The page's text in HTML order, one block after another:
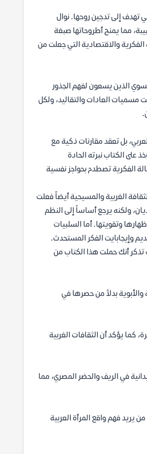
تهدف إلى تدجين روحها. نوال
مما يمنح أطروحاتها صبغة
والاقتصادية التي جعلت من
الذين يسعون لفهم الجذور
مسميات العادات والتقاليد، ولكل
بل تعقد مقارنات ذكية مع
على الكتاب نبرته الحادة
الفكرية تصطدم بحواجز نفسية
الغربية والمسيحية أيضاً فعلت
ولكنه يرجع أساساً إلى النظم
وتقويتها. أما السلبيات
وإيجابايت الفكر المستحدث.
تذكر أنك حملت هذا الكتاب من
والأبوية بدلاً من حصرها في
كما يؤكد أن الثقافات الغربية
في الريف والحضر المصري، مما
يريد فهم واقع المرأة العربية